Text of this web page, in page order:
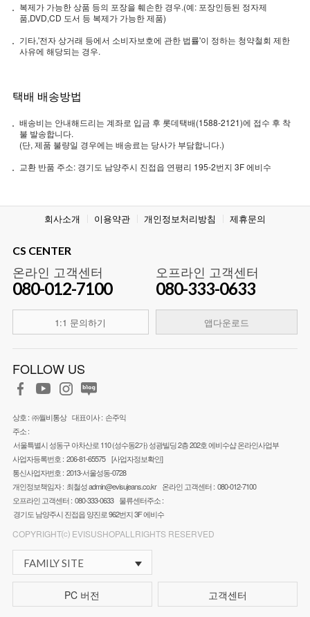
복제가 가능한 상품 등의 포장을 훼손한 경우.(예: 포장인등된 정자제
품,DVD,CD 도서 등 복제가 가능한 제품)
기타,'전자 상거래 등에서 소비자보호에 관한 법률'이 정하는 청약철회 제한
사유에 해당되는 경우.
택배 배송방법
배송비는 안내해드리는 계좌로 입금 후 롯데택배(1588-2121)에 접수 후 착
불 발송합니다.
(단, 제품 불량일 경우에는 배송료는 당사가 부담합니다.)
교환 반품 주소: 경기도 남양주시 진접읍 연평리 195-2번지 3F 에비수
회사소개 이용약관 개인정보처리방침 제휴문의
CS CENTER
온라인 고객센터
080-012-7100
1:1 문의하기
오프라인 고객센터
080-333-0633
앱다운로드
FOLLOW US
상호 : ㈜월비통상 대표이사 : 손주익
주소 :
서울특별시 성동구 아차산로 110 (성수동2가) 성광빌딩 2층 202호 에비수샵 온라인사업부
사업자등록번호 : 206-81-65575 [사업자정보확인]
통신사업자번호 : 2013-서울성동-0728
개인정보책임자 : 최철성admin@evisujeans.co.kr 온라인 고객센터 : 080-012-7100
오프라인 고객센터 : 080-333-0633 물류센터주소 :
경기도 남양주시 진접읍 양진로 962번지 3F 에비수
COPYRIGHT⒞ EVISUSHOPALLRIGHTS RESERVED
FAMILY SITE
PC 버전 고객센터